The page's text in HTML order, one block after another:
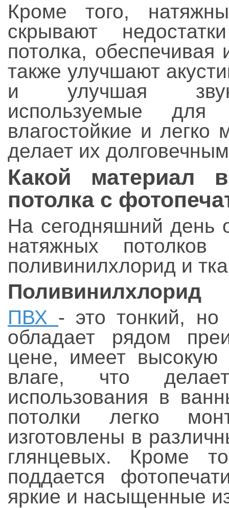
Кроме того,
скрывают
потолка,
также улучшают
и улучшая
используемые для
влагостойкие и
делает их
Какой материал
потолка с
На сегодняшний день
натяжных
поливинилхлорид и
Поливинилхлорид
ПВХ - это тонкий, но
обладает рядом
цене, имеет высокую
влаге, что
использования в
потолки легко
изготовлены в
глянцевых. Кроме
поддается
яркие и насыщенные